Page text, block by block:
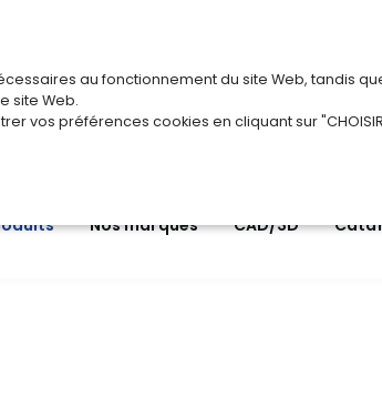
Nos marques CAD/3D
au fonctionnement du site Web, tandis
site Web.
vos préférences cookies en cliquant sur